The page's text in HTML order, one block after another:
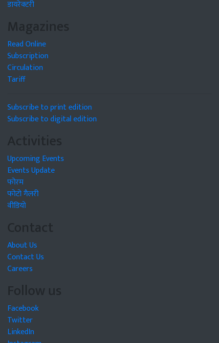
Magazines
Subscription
Circulation
Tariff
Subscribe to digital edition
Activities
Upcoming Events
Events Update
फोरम
फोटो गैलरी
वीडियो
Contact
About Us
Contact Us
Careers
Follow us
Facebook
Twitter
LinkedIn
Instagram